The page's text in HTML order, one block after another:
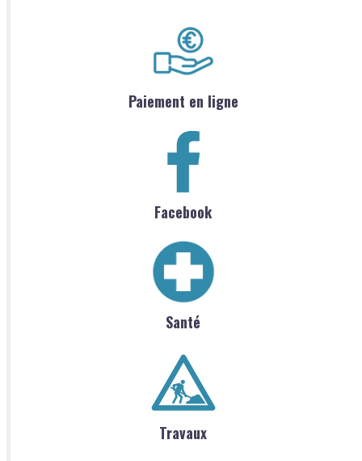
Paiement en ligne
Facebook
Santé
Travaux